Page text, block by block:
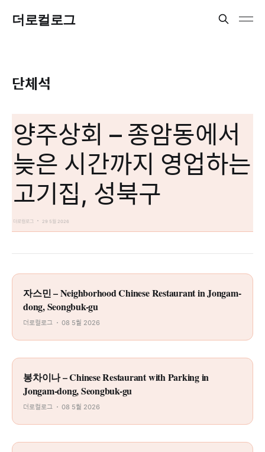
더로컬로그
단체석
양주상회 – 종암동에서
늦은 시간까지 영업하는
고기집, 성북구
더로컬로그 29 5월 2026
자스민 – Neighborhood Chinese Restaurant in Jongam-
dong, Seongbuk-gu
더로컬로그 08 5월 2026
봉차이나 – Chinese Restaurant with Parking in
Jongam-dong, Seongbuk-gu
더로컬로그 08 5월 2026